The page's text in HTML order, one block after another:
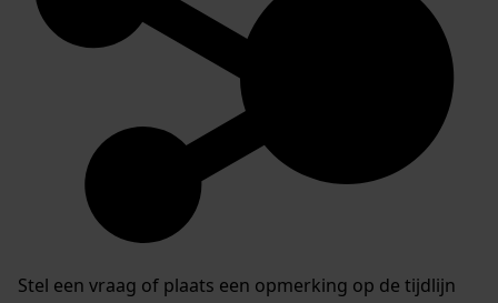
Stel een vraag of plaats een opmerking op de tijdlijn